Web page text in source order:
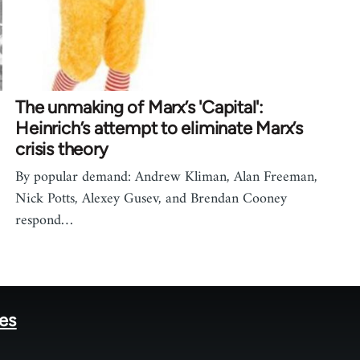
The unmaking of Marx’s 'Capital':
Heinrich’s attempt to eliminate Marx’s
crisis theory
By popular demand: Andrew Kliman, Alan Freeman,
Nick Potts, Alexey Gusev, and Brendan Cooney
respond…